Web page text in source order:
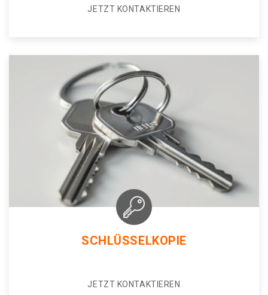
JETZT KONTAKTIEREN
SCHLÜSSELKOPIE
JETZT KONTAKTIEREN